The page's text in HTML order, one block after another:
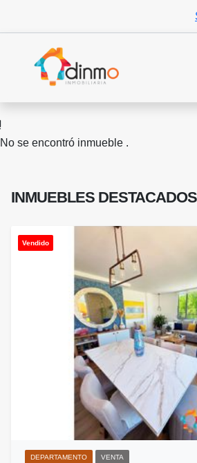
No se encontró inmueble .
INMUEBLES DESTACADOS
Vendido
DEPARTAMENTO VENTA